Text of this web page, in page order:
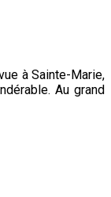
à Sainte-Marie,
Au grand